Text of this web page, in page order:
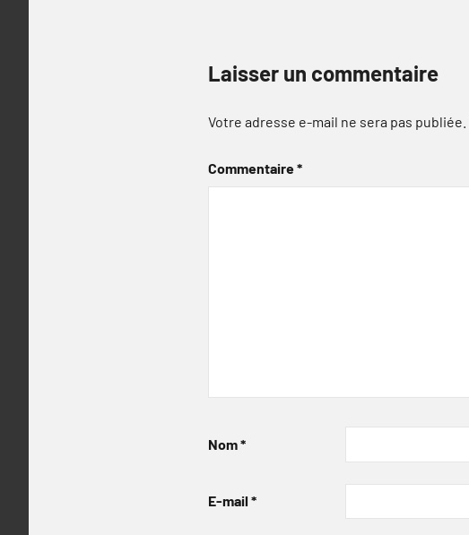
Laisser un commentaire
Votre adresse e-mail ne sera pas publiée.
Commentaire*
Nom*
E-mail *